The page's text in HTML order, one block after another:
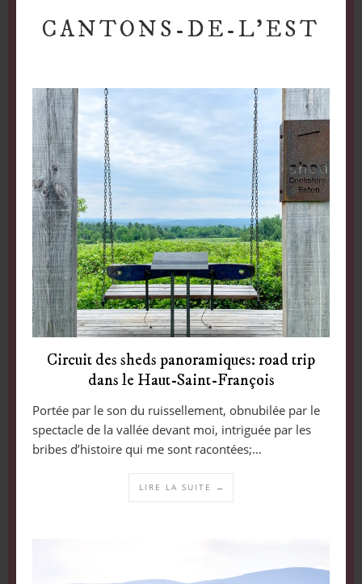
CANTONS-DE-L’EST
Circuit des sheds panoramiques: road trip
dans le Haut-Saint-François
Portée par le son du ruissellement, obnubilée par le
spectacle de la vallée devant moi, intriguée par les
bribes d’histoire qui me sont racontées;…
LIRE LA SUITE →